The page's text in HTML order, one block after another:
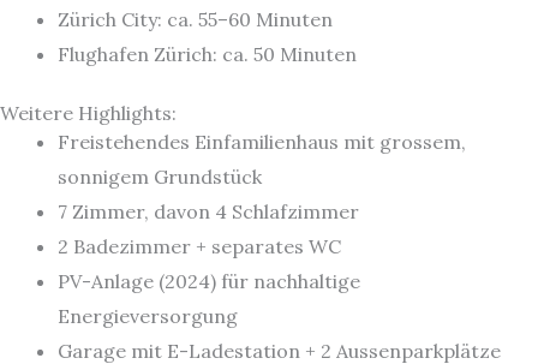
Zürich City: ca. 55–60 Minuten
Flughafen Zürich: ca. 50 Minuten
Weitere Highlights:
Freistehendes Einfamilienhaus mit grossem,
sonnigem Grundstück
7 Zimmer, davon 4 Schlafzimmer
2 Badezimmer + separates WC
PV-Anlage (2024) für nachhaltige
Energieversorgung
Garage mit E-Ladestation + 2 Aussenparkplätze